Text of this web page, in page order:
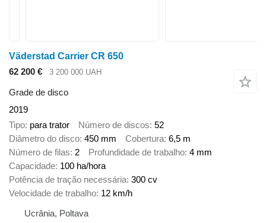
Väderstad Carrier CR 650
62 200 €
3 200 000 UAH
Grade de disco
2019
Tipo para trator Número de discos 52
Diâmetro do disco 450 mm Cobertura 6,5 m
Número de filas 2 Profundidade de trabalho 4 mm
Capacidade 100 ha/hora
Potência de tração necessária 300 cv
Velocidade de trabalho 12 km/h
Ucrânia, Poltava